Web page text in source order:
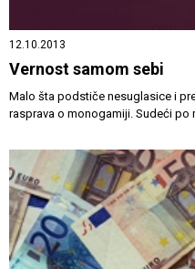
12.10.2013
Vernost samom sebi
Malo šta podstiče nesuglasice i
rasprava o monogamiji. Sudeći po